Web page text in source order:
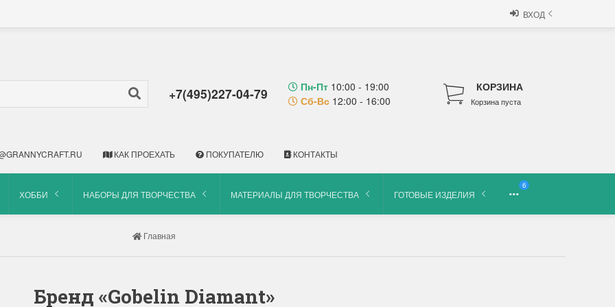
ВХОД
+7(495)227-04-79 Пн-Пт 10:00 - 19:00
Сб-Вс 12:00 - 16:00
КОРЗИНА
Корзина пуста
КАК ПРОЕХАТЬ ПОКУПАТЕЛЮ КОНТАКТЫ
ХОББИ НАБОРЫ ДЛЯ ТВОРЧЕСТВА МАТЕРИАЛЫ ДЛЯ ТВОРЧЕСТВА ГОТОВЫЕ ИЗДЕЛИЯ
6
Главная
Бренд «Gobelin Diamant»